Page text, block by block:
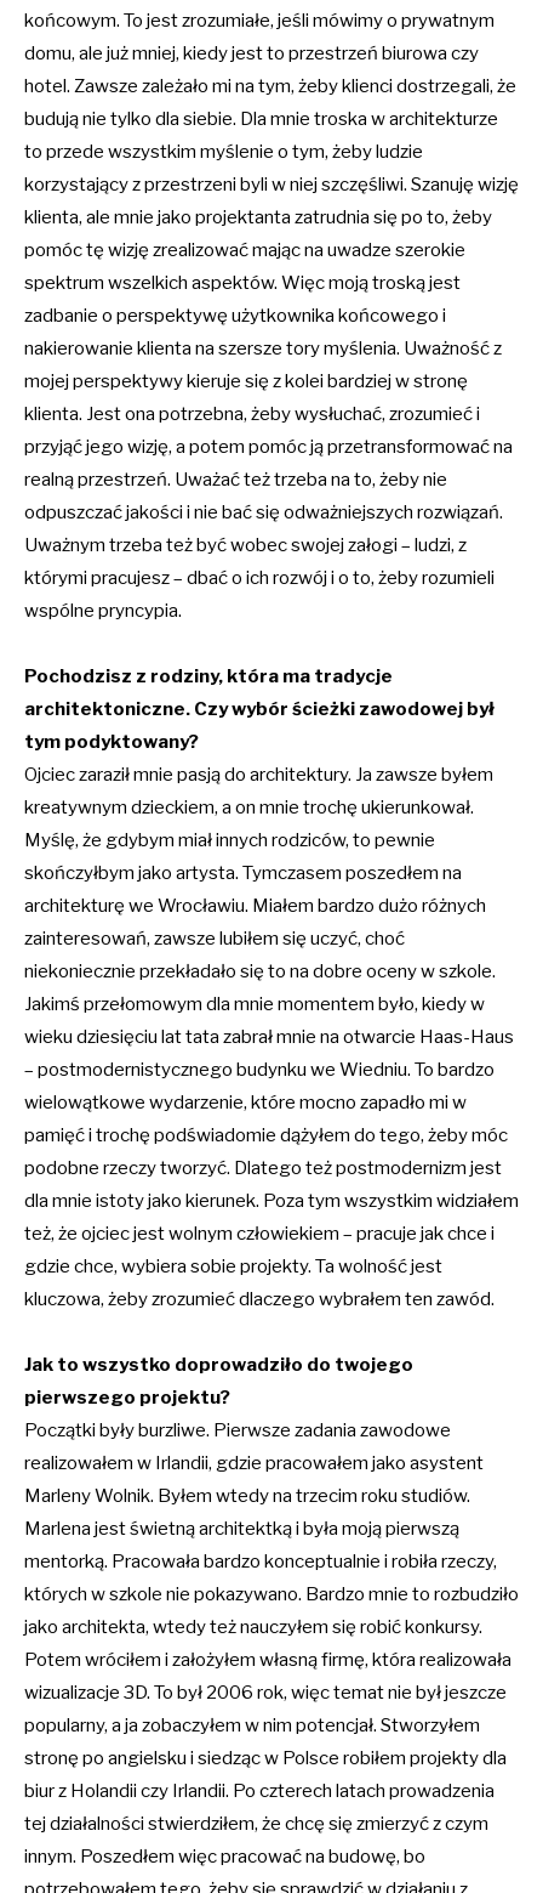
końcowym. To jest zrozumiałe, jeśli mówimy o prywatnym
domu, ale już mniej, kiedy jest to przestrzeń biurowa czy
hotel. Zawsze zależało mi na tym, żeby klienci dostrzegali, że
budują nie tylko dla siebie. Dla mnie troska w architekturze
to przede wszystkim myślenie o tym, żeby ludzie
korzystający z przestrzeni byli w niej szczęśliwi. Szanuję wizję
klienta, ale mnie jako projektanta zatrudnia się po to, żeby
pomóc tę wizję zrealizować mając na uwadze szerokie
spektrum wszelkich aspektów. Więc moją troską jest
zadbanie o perspektywę użytkownika końcowego i
nakierowanie klienta na szersze tory myślenia. Uważność z
mojej perspektywy kieruje się z kolei bardziej w stronę
klienta. Jest ona potrzebna, żeby wysłuchać, zrozumieć i
przyjąć jego wizję, a potem pomóc ją przetransformować na
realną przestrzeń. Uważać też trzeba na to, żeby nie
odpuszczać jakości i nie bać się odważniejszych rozwiązań.
Uważnym trzeba też być wobec swojej załogi – ludzi, z
którymi pracujesz – dbać o ich rozwój i o to, żeby rozumieli
wspólne pryncypia.
Pochodzisz z rodziny, która ma tradycje
architektoniczne. Czy wybór ścieżki zawodowej był
tym podyktowany?
Ojciec zaraził mnie pasją do architektury. Ja zawsze byłem
kreatywnym dzieckiem, a on mnie trochę ukierunkował.
Myślę, że gdybym miał innych rodziców, to pewnie
skończyłbym jako artysta. Tymczasem poszedłem na
architekturę we Wrocławiu. Miałem bardzo dużo różnych
zainteresowań, zawsze lubiłem się uczyć, choć
niekoniecznie przekładało się to na dobre oceny w szkole.
Jakimś przełomowym dla mnie momentem było, kiedy w
wieku dziesięciu lat tata zabrał mnie na otwarcie Haas-Haus
– postmodernistycznego budynku we Wiedniu. To bardzo
wielowątkowe wydarzenie, które mocno zapadło mi w
pamięć i trochę podświadomie dążyłem do tego, żeby móc
podobne rzeczy tworzyć. Dlatego też postmodernizm jest
dla mnie istoty jako kierunek. Poza tym wszystkim widziałem
też, że ojciec jest wolnym człowiekiem – pracuje jak chce i
gdzie chce, wybiera sobie projekty. Ta wolność jest
kluczowa, żeby zrozumieć dlaczego wybrałem ten zawód.
Jak to wszystko doprowadziło do twojego
pierwszego projektu?
Początki były burzliwe. Pierwsze zadania zawodowe
realizowałem w Irlandii, gdzie pracowałem jako asystent
Marleny Wolnik. Byłem wtedy na trzecim roku studiów.
Marlena jest świetną architektką i była moją pierwszą
mentorką. Pracowała bardzo konceptualnie i robiła rzeczy,
których w szkole nie pokazywano. Bardzo mnie to rozbudziło
jako architekta, wtedy też nauczyłem się robić konkursy.
Potem wróciłem i założyłem własną firmę, która realizowała
wizualizacje 3D. To był 2006 rok, więc temat nie był jeszcze
popularny, a ja zobaczyłem w nim potencjał. Stworzyłem
stronę po angielsku i siedząc w Polsce robiłem projekty dla
biur z Holandii czy Irlandii. Po czterech latach prowadzenia
tej działalności stwierdziłem, że chcę się zmierzyć z czym
innym. Poszedłem więc pracować na budowę, bo